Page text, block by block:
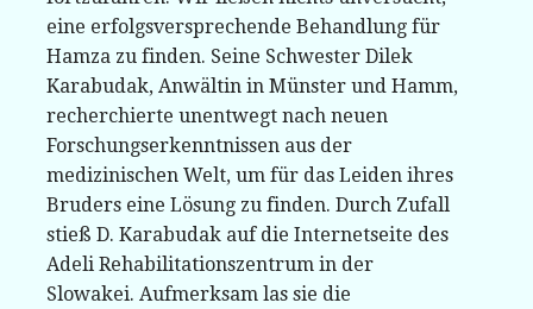
eine erfolgsversprechende Behandlung für
Hamza zu finden. Seine Schwester Dilek
Karabudak, Anwältin in Münster und Hamm,
recherchierte unentwegt nach neuen
Forschungserkenntnissen aus der
medizinischen Welt, um für das Leiden ihres
Bruders eine Lösung zu finden. Durch Zufall
stieß D. Karabudak auf die Internetseite des
Adeli Rehabilitationszentrum in der
Slowakei. Aufmerksam las sie die